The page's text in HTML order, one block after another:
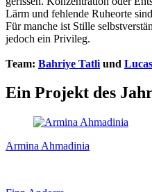
Lärm und fehlende Ruheorte
Für manche ist Stille
jedoch ein Privileg.
Team: Bahriye Tatli und
Ein Projekt des
Armina Ahmadinia